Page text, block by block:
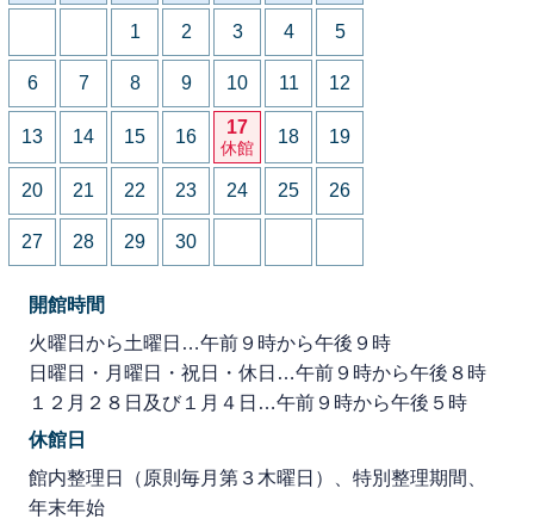
1 2 3 4 5
6 7 8 9 10 11 12
13 14 15 16 17
休館
18 19
20 21 22 23 24 25 26
27 28 29 30
開館時間
火曜日から土曜日…午前９時から午後９時
日曜日・月曜日・祝日・休日…午前９時から午後８時
１２月２８日及び１月４日…午前９時から午後５時
休館日
館内整理日（原則毎月第３木曜日）、特別整理期間、
年末年始